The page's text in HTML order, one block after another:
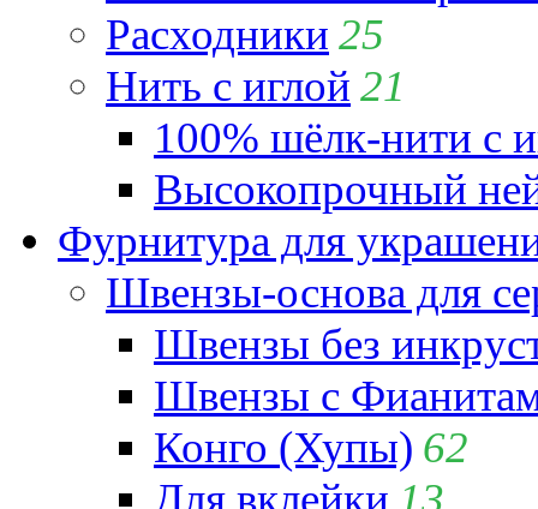
Расходники 25
Нить с иглой 21
100% шёлк-нити с
Высокопрочный
Фурнитура для
Швензы-основа для
Швензы без
Швензы с
Конго (Хупы) 62